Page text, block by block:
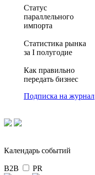
Статус
параллельного
импорта
Статистика рынка
за I полугодие
Как правильно
передать бизнес
Подписка на журнал
Календарь событий
B2B PR